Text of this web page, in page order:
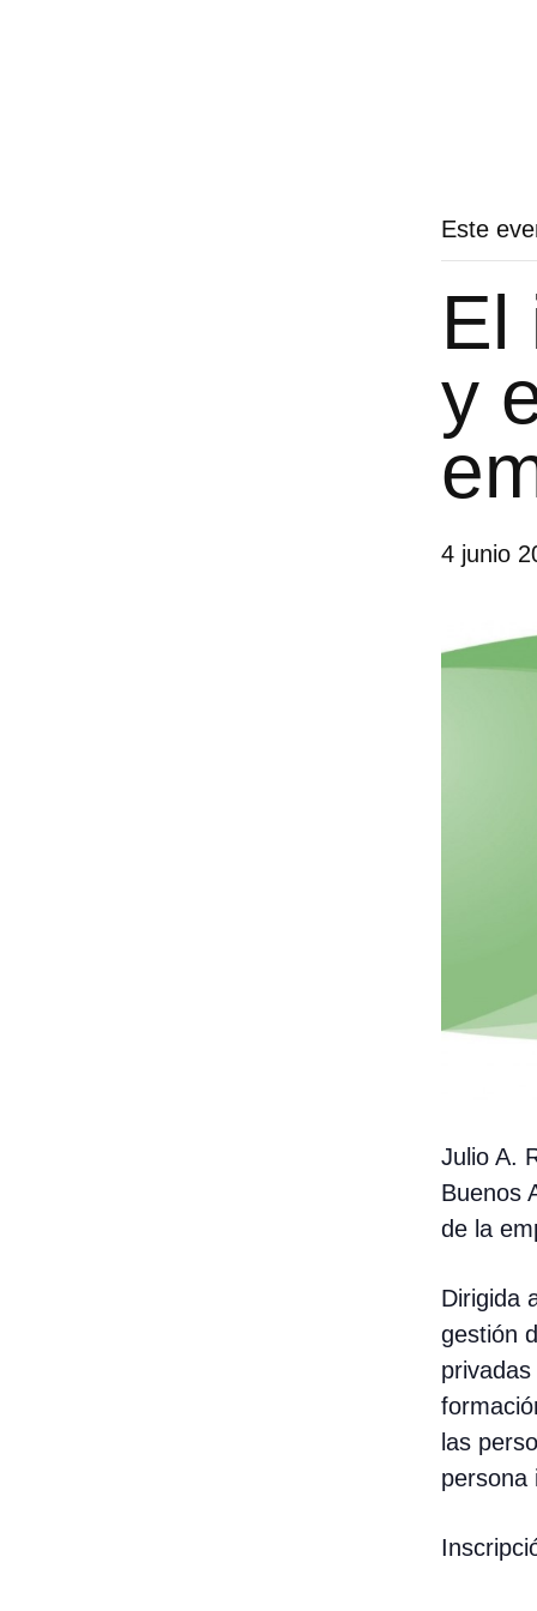
Este
El
y
4 junio
Julio A.
Buenos
de la
Dirigida
gestión
las
persona